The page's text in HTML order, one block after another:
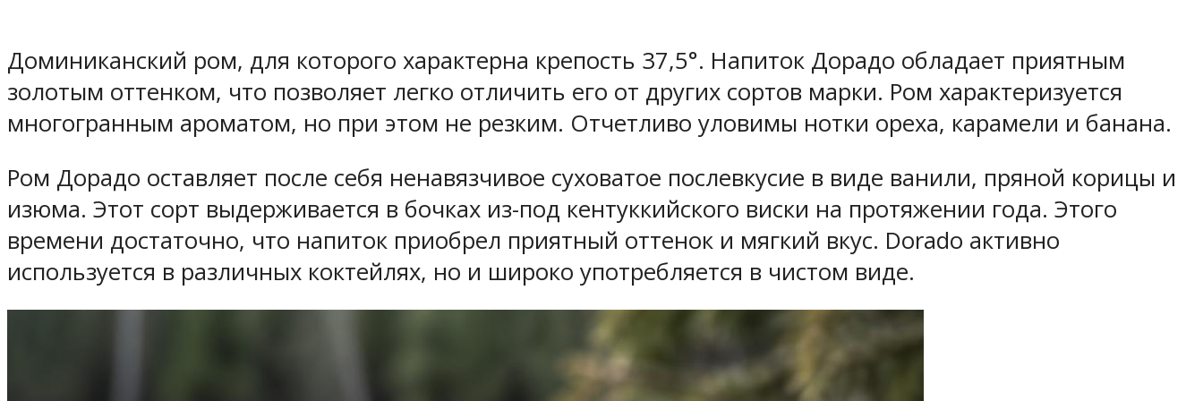
Доминиканский ром, для которого характерна крепость 37,5°. Напиток Дорадо обладает приятным
золотым оттенком, что позволяет легко отличить его от других сортов марки. Ром характеризуется
многогранным ароматом, но при этом не резким. Отчетливо уловимы нотки ореха, карамели и банана.
Ром Дорадо оставляет после себя ненавязчивое суховатое послевкусие в виде ванили, пряной корицы и
изюма. Этот сорт выдерживается в бочках из-под кентуккийского виски на протяжении года. Этого
времени достаточно, что напиток приобрел приятный оттенок и мягкий вкус. Dorado активно
используется в различных коктейлях, но и широко употребляется в чистом виде.